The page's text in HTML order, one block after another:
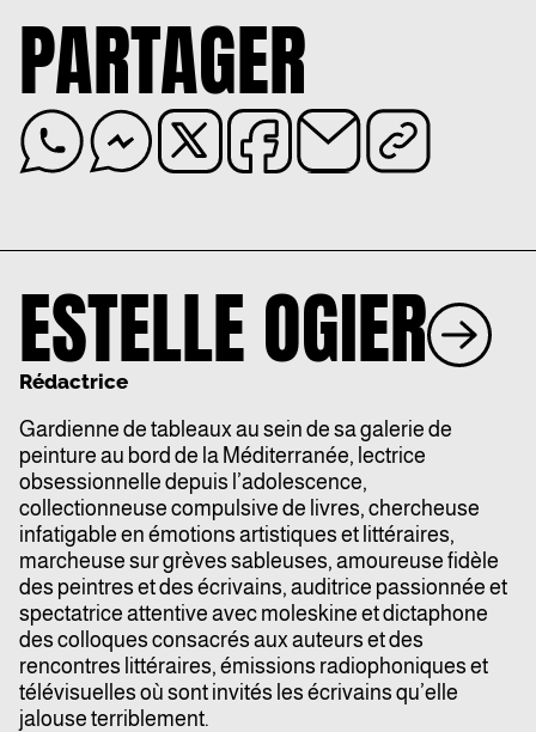
PARTAGER
ESTELLE OGIER
Rédactrice
Gardienne de tableaux au sein de sa galerie de
peinture au bord de la Méditerranée, lectrice
obsessionnelle depuis l’adolescence,
collectionneuse compulsive de livres, chercheuse
infatigable en émotions artistiques et littéraires,
marcheuse sur grèves sableuses, amoureuse fidèle
des peintres et des écrivains, auditrice passionnée et
spectatrice attentive avec moleskine et dictaphone
des colloques consacrés aux auteurs et des
rencontres littéraires, émissions radiophoniques et
télévisuelles où sont invités les écrivains qu’elle
jalouse terriblement.